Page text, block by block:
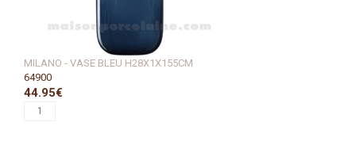
MILANO - VASE BLEU H28X1X155CM
64900
44.95€